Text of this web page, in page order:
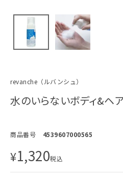
revanche（ルバンシュ）
水のいらないボディ&ヘ
商品番号 4539607000565
¥1,320税込